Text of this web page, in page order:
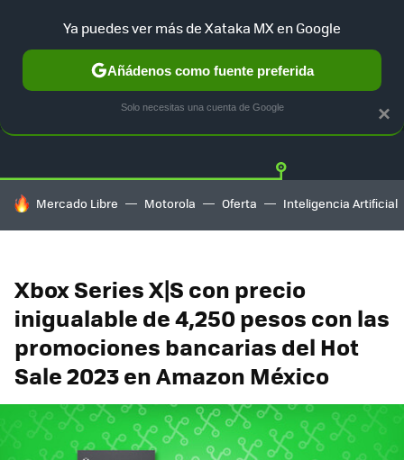
GUÍA DE COMPRAS MERCADO LIBRE
HOY SE HABLA DE
Mercado Libre Motorola Oferta Inteligencia Artificial
Xbox Series X|S con precio
inigualable de 4,250 pesos con las
promociones bancarias del Hot
Sale 2023 en Amazon México
×
Ya puedes ver más de Xataka MX en Google
Añádenos como fuente preferida
Solo necesitas una cuenta de Google